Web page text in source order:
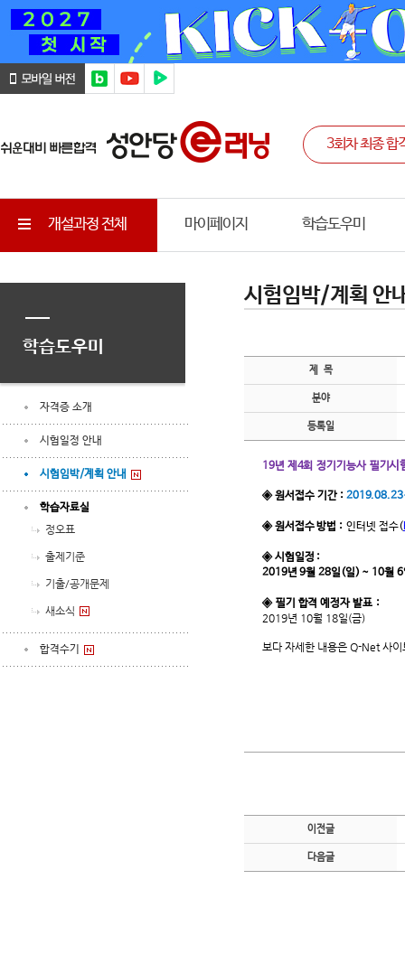
개설과정 전체 마이페이지 학습도우미
학습도우미
자격증 소개
시험일정 안내
시험임박/계획 안내
학습자료실
정오표
출제기준
기출/공개문제
새소식
합격수기
시험임박/계획 안
제 목
분야
등록일
19년 제4회 정기기능사 필기시
◈ 원서접수 기간 :
◈ 원서접수 방법 : 인터넷 접수(
◈ 시험일정 :
2019년 9월 28일(일) ~ 10월
◈ 필기 합격 예정자 발표 :
2019년 10월 18일(금)
보다 자세한 내용은 Q-Net 사
이전글
다음글